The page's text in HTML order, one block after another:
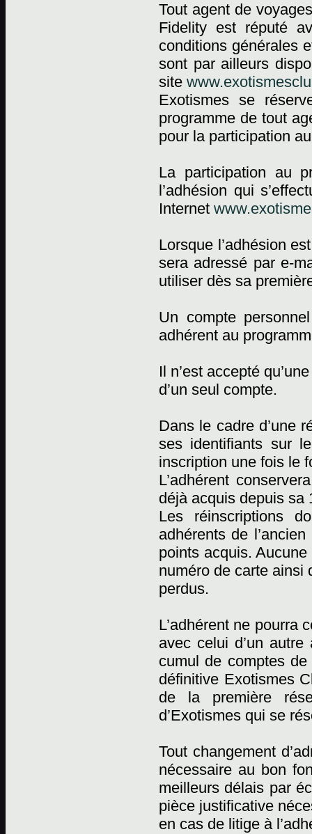
Tout agent de
Fidelity est réputé
conditions générales
sont par ailleurs
site
Exotismes se
programme de tout
pour la participation
La participation au
l’adhésion qui
Internet
Lorsque l’adhésion
sera adressé par e-
utiliser dès sa
Un compte
adhérent au
Il n’est accepté
d’un seul compte.
Dans le cadre d’une
ses identifiants sur
inscription une fois le
L’adhérent
déjà acquis depuis sa
Les réinscriptions
adhérents de
points acquis.
numéro de carte ainsi
perdus.
L’adhérent ne pourra
avec celui d’un
cumul de comptes
définitive Exotismes
de la première
d’Exotismes qui se
Tout changement
nécessaire au bon
meilleurs délais par
pièce justificative
en cas de litige à